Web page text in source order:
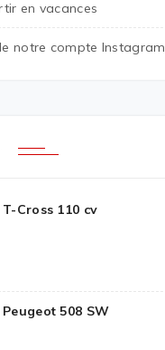
en vacances
notre compte Instagram
T-Cross 110 cv
Peugeot 508 SW